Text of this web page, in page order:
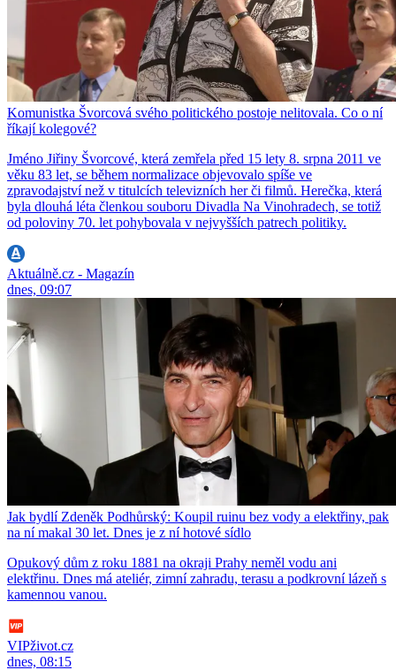
Komunistka Švorcová svého politického postoje nelitovala. Co o ní
říkají kolegové?
Jméno Jiřiny Švorcové, která zemřela před 15 lety 8. srpna 2011 ve
věku 83 let, se během normalizace objevovalo spíše ve
zpravodajství než v titulcích televizních her či filmů. Herečka, která
byla dlouhá léta členkou souboru Divadla Na Vinohradech, se totiž
od poloviny 70. let pohybovala v nejvyšších patrech politiky.
Aktuálně.cz - Magazín
dnes, 09:07
Jak bydlí Zdeněk Podhůrský: Koupil ruinu bez vody a elektřiny, pak
na ní makal 30 let. Dnes je z ní hotové sídlo
Opukový dům z roku 1881 na okraji Prahy neměl vodu ani
elektřinu. Dnes má ateliér, zimní zahradu, terasu a podkrovní lázeň s
kamennou vanou.
VIPživot.cz
dnes, 08:15